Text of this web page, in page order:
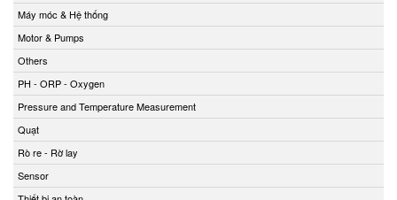
Máy móc & Hệ thống
Motor & Pumps
Others
PH - ORP - Oxygen
Pressure and Temperature Measurement
Quạt
Rò re - Rờ lay
Sensor